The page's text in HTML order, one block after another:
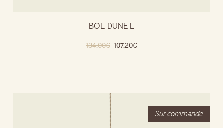
BOL DUNE L
134.00€ 107.20€